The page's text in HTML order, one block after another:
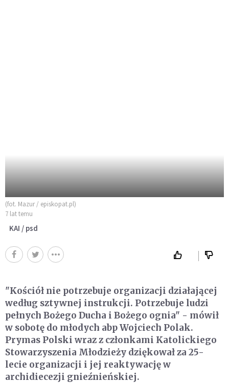
(fot. Mazur / episkopat.pl)
7 lat temu
KAI / psd
"Kościół nie potrzebuje organizacji działającej
według sztywnej instrukcji. Potrzebuje ludzi
pełnych Bożego Ducha i Bożego ognia" - mówił
w sobotę do młodych abp Wojciech Polak.
Prymas Polski wraz z członkami Katolickiego
Stowarzyszenia Młodzieży dziękował za 25-
lecie organizacji i jej reaktywację w
archidiecezji gnieźnieńskiej.